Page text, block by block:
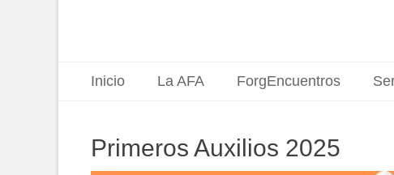
Menú principal
Saltar
Inicio La AFA ForgEncuentros
Primeros Auxilios 2025